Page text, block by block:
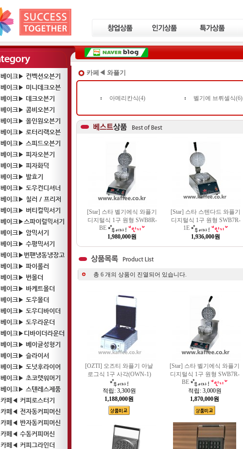
베이크▶ 컨벡션오븐기
베이크▶ 미니데크오븐
베이크▶ 데크오븐기
베이크▶ 콤비오븐기
베이크▶ 올인원오븐기
베이크▶ 로터리랙오븐
베이크▶ 스피드오븐기
베이크▶ 피자오븐기
베이크▶ 피자화덕
베이크▶ 발효기
베이크▶ 도우컨디셔너
베이크▶ 칠러 / 프리저
베이크▶ 버티컬믹서기
베이크▶스파이럴믹서기
베이크▶ 암믹서기
베이크▶ 수평믹서기
베이크▶번팬냉동냉장고
베이크▶ 파이롤러
베이크▶ 번몰더
베이크▶ 바케트몰더
베이크▶ 도우몰더
베이크▶ 도우디바이더
베이크▶ 도우라운더
베이크▶디바이더라운더
베이크▶ 베이글성형기
베이크▶ 슬라이서
베이크▶ 도넛후라이어
베이크▶ 초코렛워머기
베이크▶ 스텐레스제품
카페◀ 커피로스터기
카페◀ 전자동커피머신
카페◀ 반자동커피머신
카페◀ 수동커피머신
카페◀ 커피그라인더
카페◀ 와플기
아메리칸식(4) 벨기에 브뤼셀식(6)
[Star] 스타 벨기에식 와플기
디지털식 1구 원형 SWB8R-
BE
1,980,000원
[Star] 스타 스텐다드 와플기
디지털식 1구 원형 SWB7R-
1E
1,936,000원
총 6 개의 상품이 진열되어 있습니다.
[OZTI] 오즈티 와플기 아날
로그식 1구 사각(OWN-1)
적립: 3,300원
1,188,000원
[Star] 스타 벨기에식 와플기
디지털식 1구 원형 SWB7R-
BE
적립: 3,000원
1,870,000원